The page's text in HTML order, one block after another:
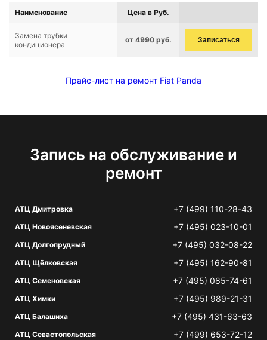
Наименование Цена в Руб.
Замена трубки
кондиционера
от 4990 руб. Записаться
Прайс-лист на ремонт Fiat Panda
Запись на обслуживание и
ремонт
АТЦ Дмитровка +7 (499) 110-28-43
АТЦ Новоясеневская +7 (495) 023-10-01
АТЦ Долгопрудный +7 (495) 032-08-22
АТЦ Щёлковская +7 (495) 162-90-81
АТЦ Семеновская +7 (495) 085-74-61
АТЦ Химки +7 (495) 989-21-31
АТЦ Балашиха +7 (495) 431-63-63
АТЦ Севастопольская +7 (499) 653-72-12